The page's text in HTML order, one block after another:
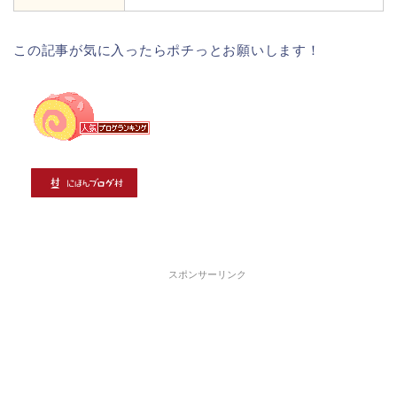
この記事が気に入ったらポチっとお願いします！
スポンサーリンク